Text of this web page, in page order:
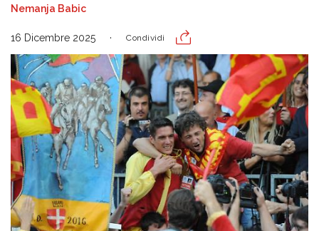
Nemanja Babic
16 Dicembre 2025 Condividi